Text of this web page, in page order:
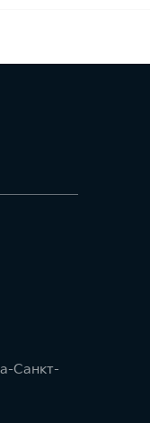
Санкт-